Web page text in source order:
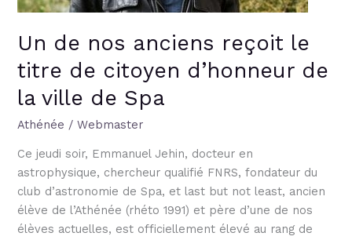
Un de nos anciens reçoit le
titre de citoyen d’honneur de
la ville de Spa
Athénée /Webmaster
Ce jeudi soir, Emmanuel Jehin, docteur en
astrophysique, chercheur qualifié FNRS, fondateur du
club d’astronomie de Spa, et last but not least, ancien
élève de l’Athénée (rhéto 1991) et père d’une de nos
élèves actuelles, est officiellement élevé au rang de
citoyen
de
la
de
Spa